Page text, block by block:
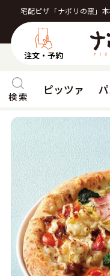
宅配ピザ「ナポリの窯」
注文・予約
検 索 ピッツァ